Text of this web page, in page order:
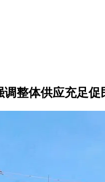
整体供应充足促